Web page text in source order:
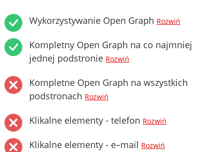
Wykorzystywanie Open Graph Rozwiń
Kompletny Open Graph na co najmniej
jednej podstronie Rozwiń
Kompletne Open Graph na wszystkich
podstronach Rozwiń
Klikalne elementy - telefon Rozwiń
Klikalne elementy - e–mail Rozwiń